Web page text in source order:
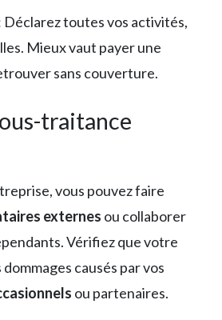
Déclarez toutes vos activités,
Mieux vaut payer une
sans couverture.
traitance
vous pouvez faire
externes ou collaborer
Vérifiez que votre
causés par vos
ou partenaires.